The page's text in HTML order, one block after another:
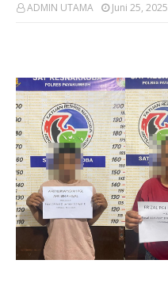
ADMIN UTAMA Juni 25, 2025